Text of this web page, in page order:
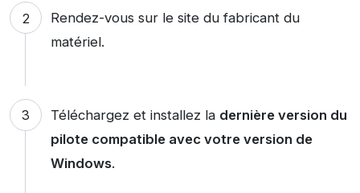
Rendez-vous sur le site du fabricant du
matériel.
Téléchargez et installez la dernière version du
pilote compatible avec votre version de
Windows.